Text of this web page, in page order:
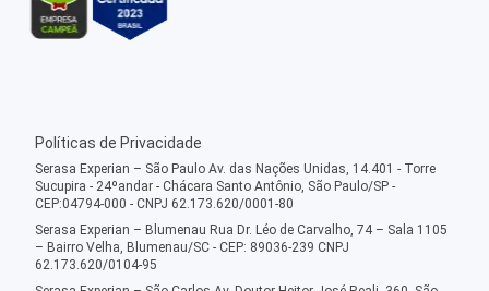
Políticas de Privacidade
Serasa Experian – São Paulo Av. das Nações Unidas, 14.401 - Torre
Sucupira - 24ºandar - Chácara Santo Antônio, São Paulo/SP -
CEP:04794-000 - CNPJ 62.173.620/0001-80
Serasa Experian – Blumenau Rua Dr. Léo de Carvalho, 74 – Sala 1105
– Bairro Velha, Blumenau/SC - CEP: 89036-239 CNPJ
62.173.620/0104-95